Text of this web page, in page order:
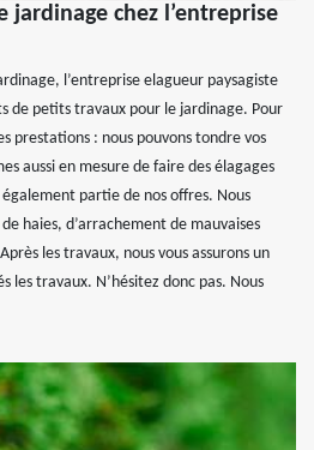
jardinage chez l’entreprise
l’entreprise elagueur paysagiste
de petits travaux pour le jardinage. Pour
prestations : nous pouvons tondre vos
aussi en mesure de faire des élagages
partie de nos offres. Nous
haies, d’arrachement de mauvaises
les travaux, nous vous assurons un
les travaux. N’hésitez donc pas. Nous